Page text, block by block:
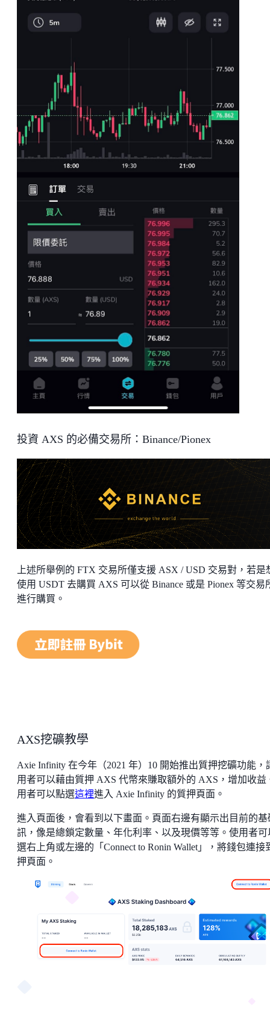
投資 AXS 的必備交易所：Binance/Pionex
上述所舉例的 FTX 交易所僅支援 ASX / USD 交易對，若是
使用 USDT 去購買 AXS 可以從 Binance 或是 Pionex 等交易
進行購買。
AXS挖礦教學
Axie Infinity 在今年（2021 年）10 開始推出質押挖礦功能，
用者可以藉由質押 AXS 代幣來賺取額外的 AXS，增加收益
用者可以點選這裡進入 Axie Infinity 的質押頁面。
進入頁面後，會看到以下畫面。頁面右邊有顯示出目前的基
訊，像是總鎖定數量、年化利率、以及現價等等。使用者可
選右上角或左邊的「Connect to Ronin Wallet」，將錢包連接
押頁面。